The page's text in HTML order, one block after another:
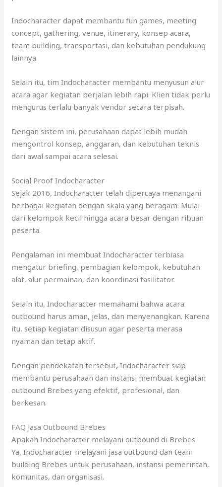
Indocharacter dapat membantu fun games, meeting
concept, gathering, venue, itinerary, konsep acara,
team building, transportasi, dan kebutuhan pendukung
lainnya.
Selain itu, tim Indocharacter membantu menyusun alur
acara agar kegiatan berjalan lebih rapi. Klien tidak perlu
mengurus terlalu banyak vendor secara terpisah.
Dengan sistem ini, perusahaan dapat lebih mudah
mengontrol konsep, anggaran, dan kebutuhan teknis
dari awal sampai acara selesai.
Social Proof Indocharacter
Sejak 2016, Indocharacter telah dipercaya menangani
berbagai kegiatan dengan skala yang beragam. Mulai
dari kelompok kecil hingga acara besar dengan ribuan
peserta.
Pengalaman ini membuat Indocharacter terbiasa
mengatur briefing, pembagian kelompok, kebutuhan
alat, alur permainan, dan koordinasi fasilitator.
Selain itu, Indocharacter memahami bahwa acara
outbound harus aman, jelas, dan menyenangkan. Karena
itu, setiap kegiatan disusun agar peserta merasa
nyaman dan tetap aktif.
Dengan pendekatan tersebut, Indocharacter siap
membantu perusahaan dan instansi membuat kegiatan
outbound Brebes yang efektif, profesional, dan
berkesan.
FAQ Jasa Outbound Brebes
Apakah Indocharacter melayani outbound di Brebes
Ya, Indocharacter melayani jasa outbound dan team
building Brebes untuk perusahaan, instansi pemerintah,
komunitas, dan organisasi.